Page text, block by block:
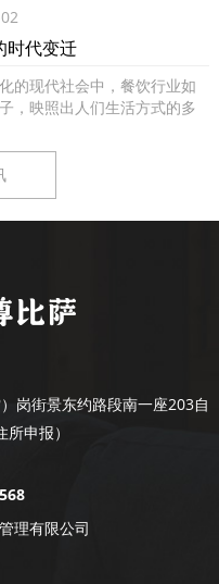
时代变迁
的现代社会中，餐饮行业如
，映照出人们生活方式的多
岗街景东约路段南一座203自
申报）
理有限公司